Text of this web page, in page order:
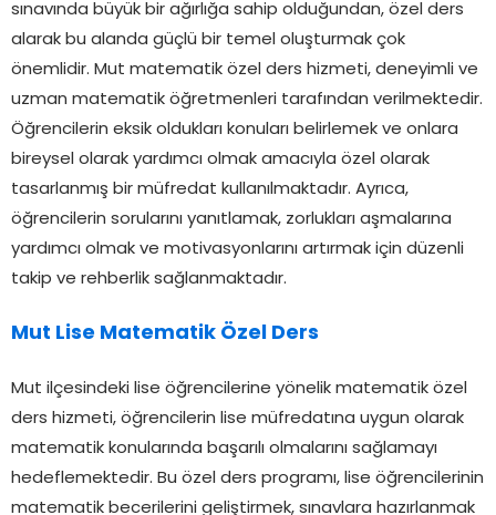
sınavında büyük bir ağırlığa sahip olduğundan, özel ders
alarak bu alanda güçlü bir temel oluşturmak çok
önemlidir. Mut matematik özel ders hizmeti, deneyimli ve
uzman matematik öğretmenleri tarafından verilmektedir.
Öğrencilerin eksik oldukları konuları belirlemek ve onlara
bireysel olarak yardımcı olmak amacıyla özel olarak
tasarlanmış bir müfredat kullanılmaktadır. Ayrıca,
öğrencilerin sorularını yanıtlamak, zorlukları aşmalarına
yardımcı olmak ve motivasyonlarını artırmak için düzenli
takip ve rehberlik sağlanmaktadır.
Mut Lise Matematik Özel Ders
Mut ilçesindeki lise öğrencilerine yönelik matematik özel
ders hizmeti, öğrencilerin lise müfredatına uygun olarak
matematik konularında başarılı olmalarını sağlamayı
hedeflemektedir. Bu özel ders programı, lise öğrencilerinin
matematik becerilerini geliştirmek, sınavlara hazırlanmak